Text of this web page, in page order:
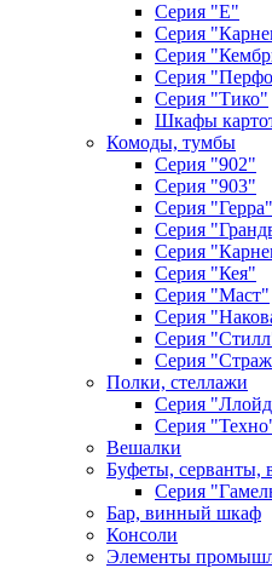
Серия "Е"
Серия
Серия
Серия
Серия "Тико"
Шкафы
Комоды, тумбы
Серия "902"
Серия "903"
Серия "Герра"
Серия
Серия
Серия "Кея"
Серия "Маст"
Серия
Серия
Серия
Полки, стеллажи
Серия
Серия
Вешалки
Буфеты, серванты,
Серия
Бар, винный шкаф
Консоли
Элементы